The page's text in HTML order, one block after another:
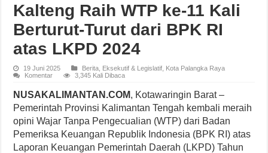
Kalteng Raih WTP ke-11 Kali
Berturut-Turut dari BPK RI
atas LKPD 2024
19 Juni 2025 Berita Eksekutif & Legislatif Kota Palangka Raya
Komentar
3,345 Kali Dibaca
NUSAKALIMANTAN.COM, Kotawaringin Barat –
Pemerintah Provinsi Kalimantan Tengah kembali meraih
opini Wajar Tanpa Pengecualian (WTP) dari Badan
Pemeriksa Keuangan Republik Indonesia (BPK RI) atas
Laporan Keuangan Pemerintah Daerah (LKPD) Tahun